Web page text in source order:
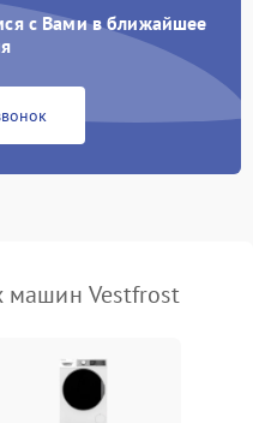
с Вами в ближайшее
машин Vestfrost